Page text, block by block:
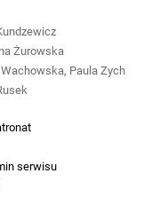
serwisu
Żurowska
Paula Zych